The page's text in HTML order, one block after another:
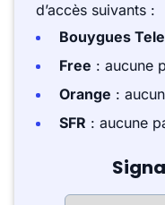
d’accès suivants :
Bouygues
Free : aucune
Orange :
SFR : aucune